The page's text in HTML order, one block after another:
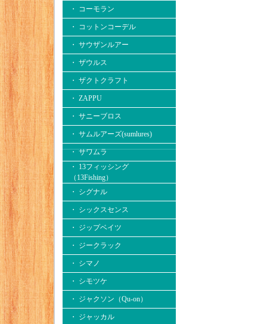
・ コーモラン
・ コットンコーデル
・ サウザンルアー
・ ザウルス
・ ザクトクラフト
・ ZAPPU
・ サニーブロス
・ サムルアーズ(sumlures)
・ サワムラ
・ 13フィッシング
（13Fishing）
・ シグナル
・ シックスセンス
・ ジップベイツ
・ ジークラック
・ シマノ
・ シモツケ
・ ジャクソン（Qu-on）
・ ジャッカル